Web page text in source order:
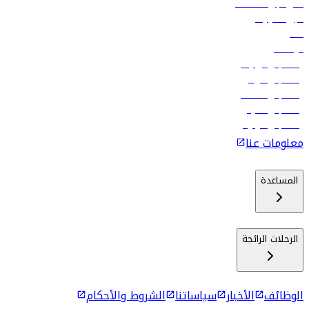
فلاي دبي للعطلات
تأجير السيارات
فنادق
الوظائف
رحلات إلى تبيليسي
رحلات إلى الرياض
رحلات إلى مسقط
رحلات إلى ماليه
رحلات إلى كولومبو
معلومات عنا
المساعدة
الرحلات الرائجة
الوظائف الأخبار سياساتنا الشروط والأحكام